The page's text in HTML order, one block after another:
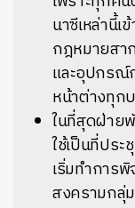
นาซีเหล่านี้
กฎหมายสา
และอุปกรณ์
หน้าต่างทุก
ในที่สุดฝ่าย
ใช้เป็นที่ปร
เริ่มทำการ
สงครามกลุ่